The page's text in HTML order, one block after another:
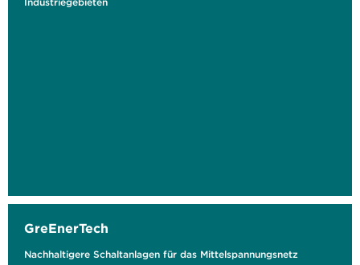
GreEnerTech
Nachhaltigere Schaltanlagen für das Mittelspannungsnetz